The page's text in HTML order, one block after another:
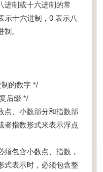
制或十六进制的常
示十六进制，0 表示八
。
的数字 */
后缀 */
、小数部分和指数部
者指数形式来表示浮点
包含小数点、指数，
式表示时，必须包含整